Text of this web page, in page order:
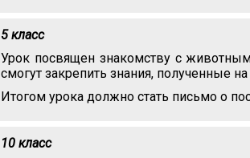
5 класс
Урок посвящен знакомству с
смогут закрепить знания, полученные
Итогом урока должно стать письмо о
10 класс